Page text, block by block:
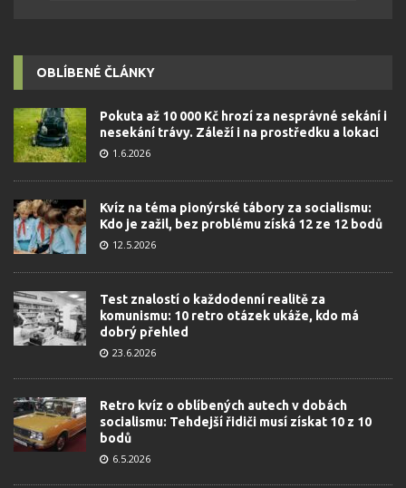
OBLÍBENÉ ČLÁNKY
Pokuta až 10 000 Kč hrozí za nesprávné sekání i
nesekání trávy. Záleží i na prostředku a lokaci
1.6.2026
Kvíz na téma pionýrské tábory za socialismu:
Kdo je zažil, bez problému získá 12 ze 12 bodů
12.5.2026
Test znalostí o každodenní realitě za
komunismu: 10 retro otázek ukáže, kdo má
dobrý přehled
23.6.2026
Retro kvíz o oblíbených autech v dobách
socialismu: Tehdejší řidiči musí získat 10 z 10
bodů
6.5.2026